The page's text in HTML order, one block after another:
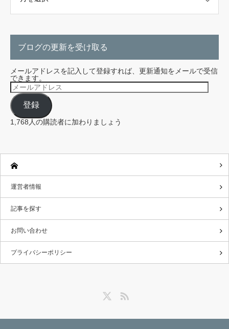
ブログの更新を受け取る
メールアドレスを記入して登録すれば、更新通知をメールで受信
できます。
メ
ー
ル
ア
ド
レ
ス
登録
1,768人の購読者に加わりましょう
運営者情報
記事を探す
お問い合わせ
プライバシーポリシー